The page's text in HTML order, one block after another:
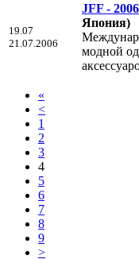
19.07
21.07.2006
JFF - 2006
Япония)
модной
«
<
1
2
3
4
5
6
7
8
9
>